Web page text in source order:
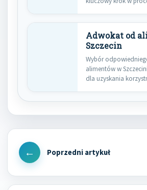
Adwokat od
Szczecin
Wybór
alimentów w
dla uzyskania
Nawigacja
wpisu
Previous